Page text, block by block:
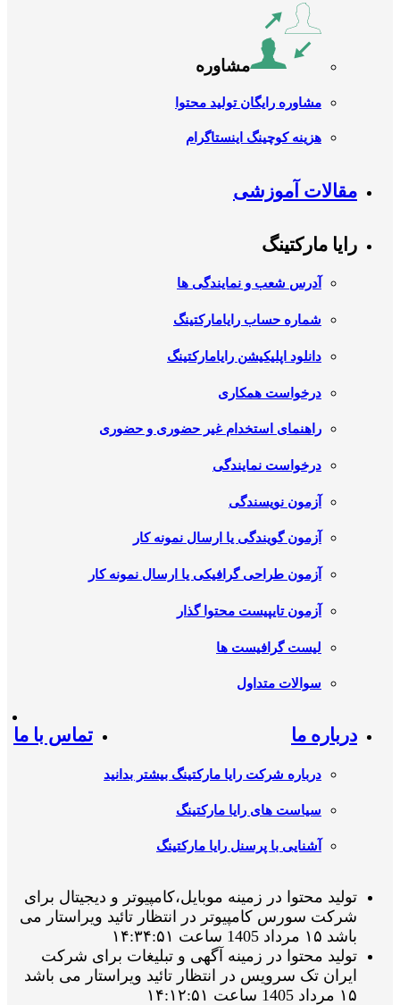
مشاوره
مشاوره رایگان تولید محتوا
هزینه کوچینگ اینستاگرام
مقالات آموزشی
رایا مارکتینگ
آدرس شعب و نمایندگی ها
شماره حساب رایامارکتینگ
دانلود اپلیکیشن رایامارکتینگ
درخواست همکاری
راهنمای استخدام غیر حضوری و حضوری
درخواست نمایندگی
آزمون نویسندگی
آزمون گویندگی یا ارسال نمونه کار
آزمون طراحی گرافیکی یا ارسال نمونه کار
آزمون تایپیست محتوا گذار
لیست گرافیست ها
سوالات متداول
درباره ما
درباره شرکت رایا مارکتینگ بیشتر بدانید
سیاست های رایا مارکتینگ
آشنایی با پرسنل رایا مارکتینگ
تماس با ما
تولید محتوا در زمینه موبایل،کامپیوتر و دیجیتال برای
شرکت سورس کامپیوتر در انتظار تائید ویراستار می
باشد ۱۵ مرداد 1405 ساعت ۱۴:۳۴:۵۱
تولید محتوا در زمینه آگهی و تبلیغات برای شرکت
ایران تک سرویس در انتظار تائید ویراستار می باشد
۱۵ مرداد 1405 ساعت ۱۴:۱۲:۵۱